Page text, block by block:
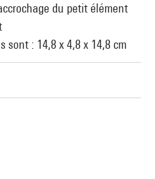
du petit élément
sont : 14,8 x 4,8 x 14,8 cm